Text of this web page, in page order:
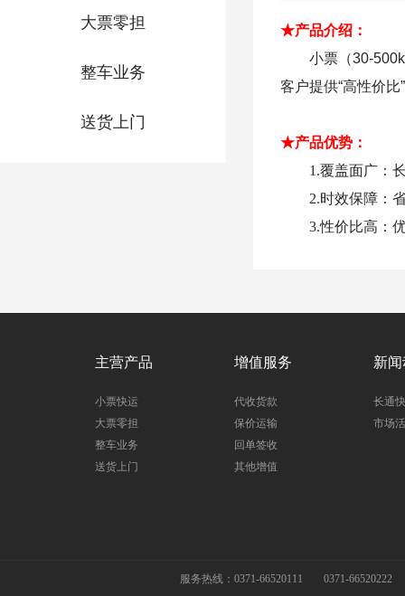
大票零担
整车业务
送货上门
★产品介绍：
小票（30-
客户提供“高性价比
★产品优势：
1.覆盖面广：
2.时效保障：
3.性价比高：
主营产品
小票快运
大票零担
整车业务
送货上门
增值服务
代收货款
保价运输
回单签收
其他增值
新
长通
市场
服务热线：0371-66520111 0371-66520222